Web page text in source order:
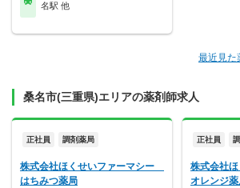
名駅 他
最近見た
桑名市(三重県)エリアの薬剤師求人
正社員 調剤薬局
株式会社ほくせいファーマシー
はちみつ薬局
正社員
株式会社
オレンジ